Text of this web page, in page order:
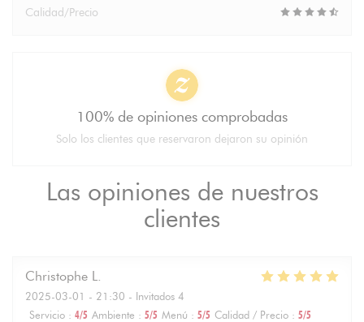
Las opiniones de nuestros
clientes
Christophe L
2025-03-01 - 21:30 - Invitados 4
Servicio : 4/5 Ambiente : 5/5 Menú : 5/5 Calidad / Precio : 5/5
Calidad/Precio
100% de opiniones comprobadas
Solo los clientes que reservaron dejaron su opinión